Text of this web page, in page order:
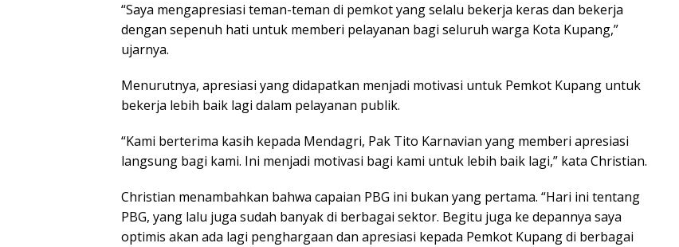
“Saya mengapresiasi teman-teman di pemkot yang selalu bekerja keras dan bekerja
dengan sepenuh hati untuk memberi pelayanan bagi seluruh warga Kota Kupang,”
ujarnya.
Menurutnya, apresiasi yang didapatkan menjadi motivasi untuk Pemkot Kupang untuk
bekerja lebih baik lagi dalam pelayanan publik.
“Kami berterima kasih kepada Mendagri, Pak Tito Karnavian yang memberi apresiasi
langsung bagi kami. Ini menjadi motivasi bagi kami untuk lebih baik lagi,” kata Christian.
Christian menambahkan bahwa capaian PBG ini bukan yang pertama. “Hari ini tentang
PBG, yang lalu juga sudah banyak di berbagai sektor. Begitu juga ke depannya saya
optimis akan ada lagi penghargaan dan apresiasi kepada Pemkot Kupang di berbagai